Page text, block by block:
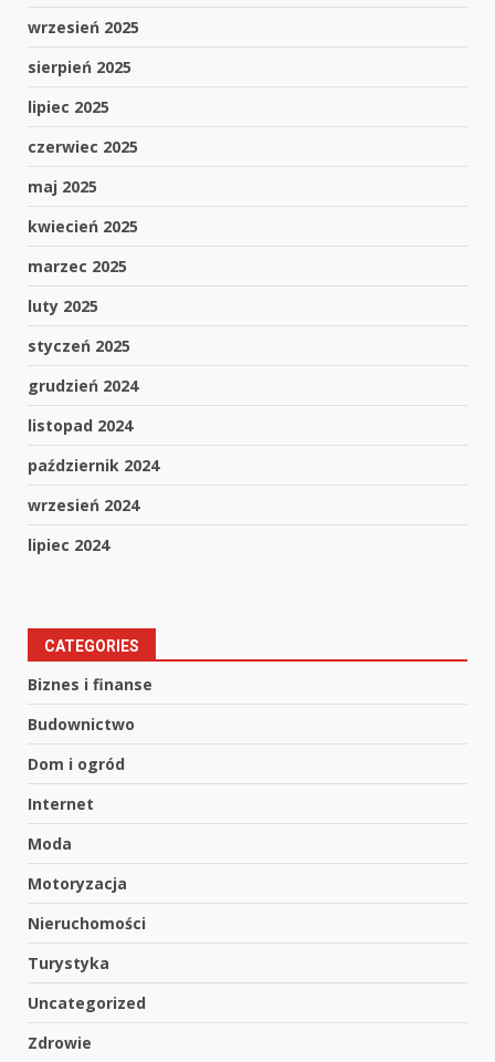
wrzesień 2025
sierpień 2025
lipiec 2025
czerwiec 2025
maj 2025
kwiecień 2025
marzec 2025
luty 2025
styczeń 2025
grudzień 2024
listopad 2024
październik 2024
wrzesień 2024
lipiec 2024
CATEGORIES
Biznes i finanse
Budownictwo
Dom i ogród
Internet
Moda
Motoryzacja
Nieruchomości
Turystyka
Uncategorized
Zdrowie